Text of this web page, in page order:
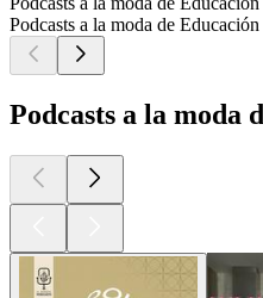
Podcasts a la moda de Educación
Podcasts a la moda